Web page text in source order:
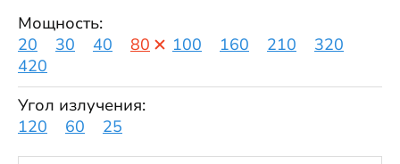
Мощность:
20
30 40 80 100 160 210
320
420
Угол излучения:
120
60 25